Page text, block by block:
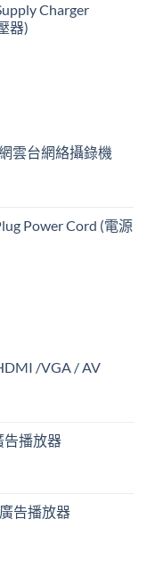
Charger
器)
雲台網絡攝錄機
Power Cord (電源
/VGA / AV
告播放器
告播放器